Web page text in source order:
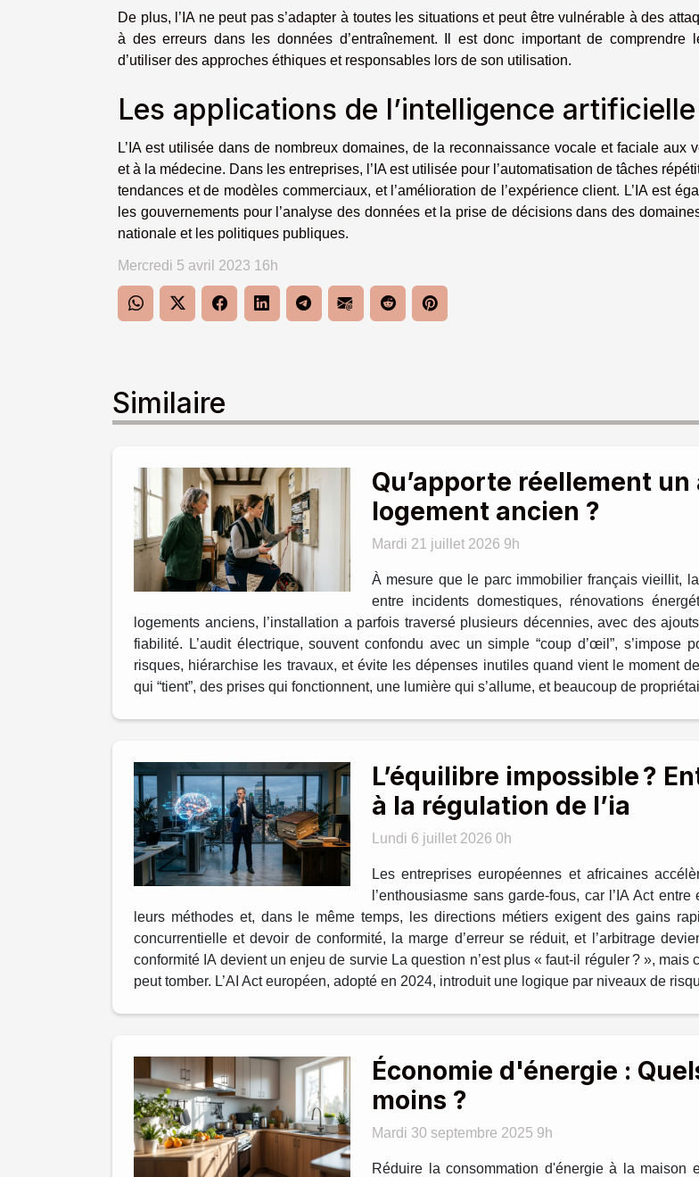
De plus, l’IA ne peut pas s’adapter à toutes les situations et peut être vulnérable à des
à des erreurs dans les données d’entraînement. Il est donc important de comprendre
d’utiliser des approches éthiques et responsables lors de son utilisation.
Les applications de l’intelligence artificielle
L’IA est utilisée dans de nombreux domaines, de la reconnaissance vocale et faciale aux
et à la médecine. Dans les entreprises, l’IA est utilisée pour l’automatisation de tâches
tendances et de modèles commerciaux, et l’amélioration de l’expérience client. L’IA est
les gouvernements pour l’analyse des données et la prise de décisions dans des
nationale et les politiques publiques.
Mercredi 5 avril 2023 16h
Similaire
Qu’apporte réellement
logement ancien ?
Mardi 21 juillet 2026 9h
À mesure que le parc immobilier français vieillit,
entre incidents domestiques, rénovations
logements anciens, l’installation a parfois traversé plusieurs décennies, avec des
fiabilité. L’audit électrique, souvent confondu avec un simple “coup d’œil”, s’impose
risques, hiérarchise les travaux, et évite les dépenses inutiles quand vient le moment
qui “tient”, des prises qui fonctionnent, une lumière qui s’allume, et beaucoup de
L’équilibre impossible ?
à la régulation de l’ia
Lundi 6 juillet 2026 0h
Les entreprises européennes et africaines
l’enthousiasme sans garde-fous, car l’IA Act
leurs méthodes et, dans le même temps, les directions métiers exigent des gains
concurrentielle et devoir de conformité, la marge d’erreur se réduit, et l’arbitrage
conformité IA devient un enjeu de survie La question n’est plus « faut-il réguler ? »,
peut tomber. L’AI Act européen, adopté en 2024, introduit une logique par niveaux de
Économie d'énergie :
moins ?
Mardi 30 septembre 2025 9h
Réduire la consommation d'énergie à la maison